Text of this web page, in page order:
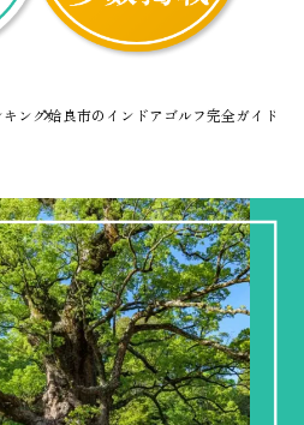
ング姶良市のインドアゴルフ完全ガイド！